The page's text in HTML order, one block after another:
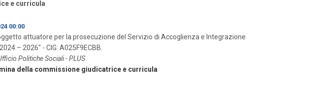
e curricula
00:00
attuatore per la prosecuzione del Servizio di Accoglienza e Integrazione
– 2026" - CIG: A025F9ECBB.
Politiche Sociali - PLUS
della commissione giudicatrice e curricula